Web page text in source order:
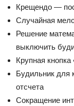
Крещендо —
Случайная
Решение
выключить
Крупная
Будильник для
отсчета
Сокращение